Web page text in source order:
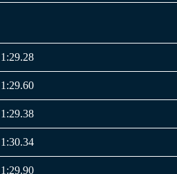
1:29.28
1:29.60
1:29.38
1:30.34
1:29.90